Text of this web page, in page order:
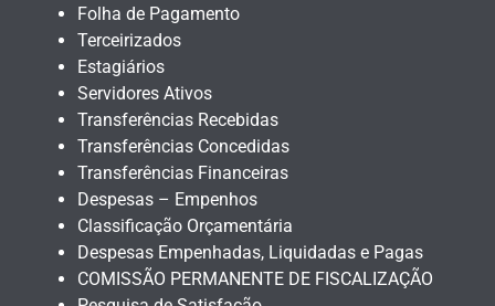
Folha de Pagamento
Terceirizados
Estagiários
Servidores Ativos
Transferências Recebidas
Transferências Concedidas
Transferências Financeiras
Despesas – Empenhos
Classificação Orçamentária
Despesas Empenhadas, Liquidadas e Pagas
COMISSÃO PERMANENTE DE FISCALIZAÇÃO